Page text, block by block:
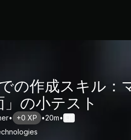
での作成スキル：
」の小テスト
• +0 XP •20m•